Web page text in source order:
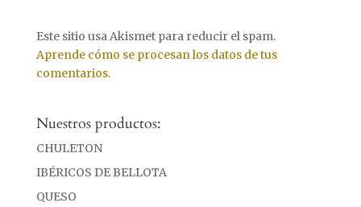
Este sitio usa Akismet para reducir el spam.
Aprende cómo se procesan los datos de tus
comentarios.
Nuestros productos:
CHULETON
IBÉRICOS DE BELLOTA
QUESO